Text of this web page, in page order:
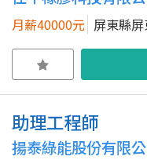
月薪40000元 屏東縣
助理工程師
揚泰綠能股份有限